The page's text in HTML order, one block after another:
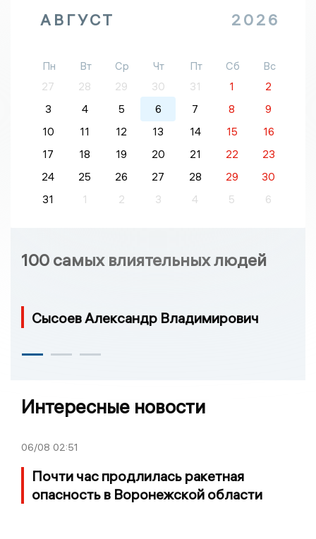
АВГУСТ 2026
Пн Вт Ср Чт Пт Сб
Вс
27
28 29 30 31 1
2
3
4 5 6 7 8
9
10
11 12 13 14 15
16
17
18 19 20 21 22
23
24
25 26 27 28 29
30
31
1 2 3 4 5 6
100 самых влиятельных людей
Сысоев Александр Владимирович
Интересные новости
06/08 02:51
Почти час продлилась ракетная
опасность в Воронежской области